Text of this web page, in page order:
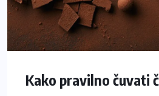
Kako pravilno čuvati